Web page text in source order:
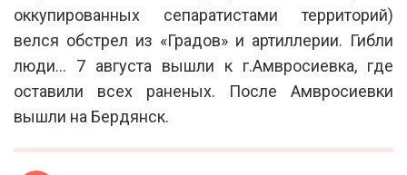
оккупированных сепаратистами территорий)
велся обстрел из «Градов» и артиллерии. Гибли
люди… 7 августа вышли к г.Амвросиевка, где
оставили всех раненых. После Амвросиевки
вышли на Бердянск.